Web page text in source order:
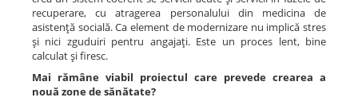
recuperare, cu atragerea personalului din medicina de
asistenţă socială. Ca element de modernizare nu implică stres
şi nici zguduiri pentru angajaţi. Este un proces lent, bine
calculat şi firesc.
Mai rămâne viabil proiectul care prevede crearea a
nouă zone de sănătate?